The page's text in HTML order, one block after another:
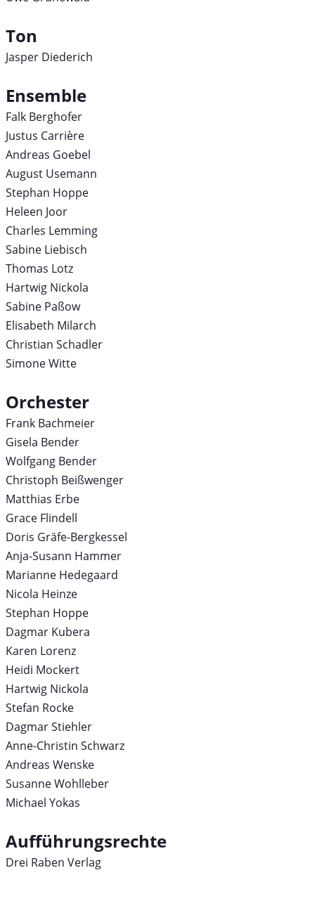
Ton
Jasper Diederich
Ensemble
Falk Berghofer
Justus Carrière
Andreas Goebel
August Usemann
Stephan Hoppe
Heleen Joor
Charles Lemming
Sabine Liebisch
Thomas Lotz
Hartwig Nickola
Sabine Paßow
Elisabeth Milarch
Christian Schadler
Simone Witte
Orchester
Frank Bachmeier
Gisela Bender
Wolfgang Bender
Christoph Beißwenger
Matthias Erbe
Grace Flindell
Doris Gräfe-Bergkessel
Anja-Susann Hammer
Marianne Hedegaard
Nicola Heinze
Stephan Hoppe
Dagmar Kubera
Karen Lorenz
Heidi Mockert
Hartwig Nickola
Stefan Rocke
Dagmar Stiehler
Anne-Christin Schwarz
Andreas Wenske
Susanne Wohlleber
Michael Yokas
Aufführungsrechte
Drei Raben Verlag